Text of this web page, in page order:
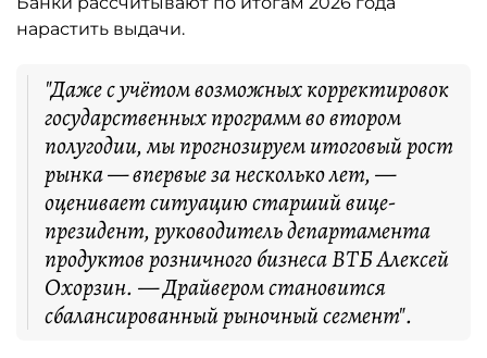
нарастить выдачи.
"Даже с учётом возможных корректировок
государственных программ во втором
полугодии, мы прогнозируем итоговый рост
рынка — впервые за несколько лет, —
оценивает ситуацию старший вице-
президент, руководитель департамента
продуктов розничного бизнеса ВТБ Алексей
Охорзин. — Драйвером становится
сбалансированный рыночный сегмент".